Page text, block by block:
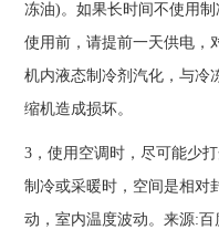
冻油)。如果长时间不使用
使用前，请提前一天供电，
机内液态制冷剂汽化，与冷
缩机造成损坏。
3，使用空调时，尽可能少
制冷或采暖时，空间是相对
动，室内温度波动。来源: